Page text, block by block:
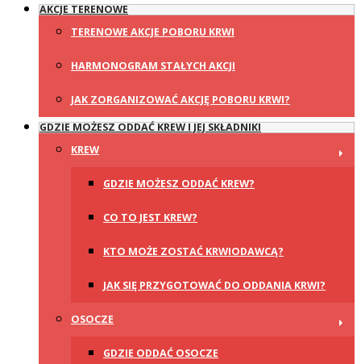
AKCJE TERENOWE
TERENOWE AKCJE POBORU KRWI
HARMONOGRAM STAŁYCH AKCJI
JAK ZORGANIZOWAĆ AKCJĘ POBORU KRWI?
GDZIE MOŻESZ ODDAĆ KREW I JEJ SKŁADNIKI
KREW
GDZIE MOŻESZ ODDAĆ KREW?
CO TO JEST KREW?
KTO MOŻE ZOSTAĆ KRWIODAWCĄ?
JAK SIĘ PRZYGOTOWAĆ DO ODDANIA KRWI?
OSOCZE
GDZIE ODDAĆ OSOCZE